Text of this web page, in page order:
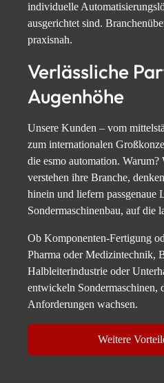
individuelle
ausgerichtet sind.
praxisnah.
Verlässliche
Augenhöhe
Unsere Kunden – vom
zum internationalen
die esmo automation.
verstehen ihre Branche,
hinein und liefern passgenaue
Sondermaschinenbau, auf die
Ob Komponenten-Fertigung
Pharma oder Medizintechnik,
Halbleiterindustrie oder
entwickeln Sondermaschinen,
Anforderungen wachsen.
Weitere